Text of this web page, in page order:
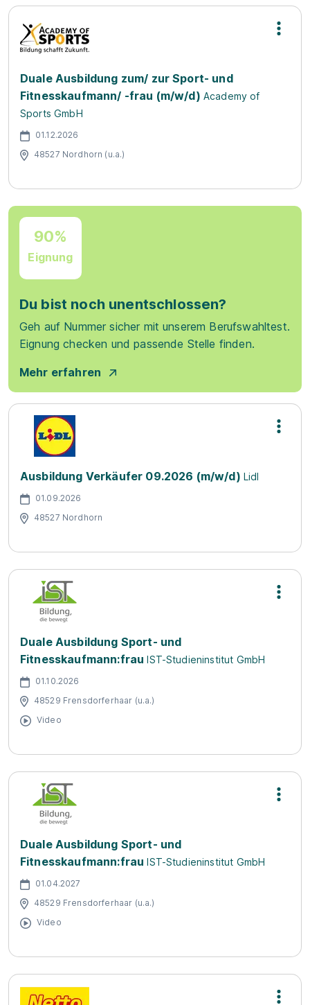
Duale Ausbildung zum/ zur Sport- und
Fitnesskaufmann/ -frau (m/w/d) Academy of
Sports GmbH
01.12.2026
48527 Nordhorn (u.a.)
90%
Eignung
Du bist noch unentschlossen?
Geh auf Nummer sicher mit unserem Berufswahltest.
Eignung checken und passende Stelle finden.
Mehr erfahren
Ausbildung Verkäufer 09.2026 (m/w/d) Lidl
01.09.2026
48527 Nordhorn
Duale Ausbildung Sport- und
Fitnesskaufmann:frau IST-Studieninstitut GmbH
01.10.2026
48529 Frensdorferhaar (u.a.)
Video
Duale Ausbildung Sport- und
Fitnesskaufmann:frau IST-Studieninstitut GmbH
01.04.2027
48529 Frensdorferhaar (u.a.)
Video